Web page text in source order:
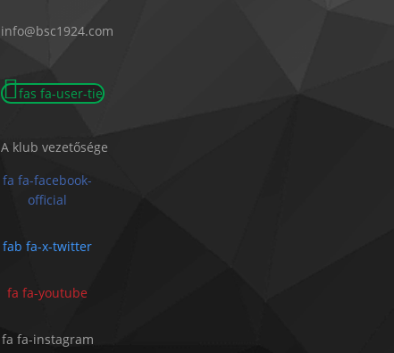
info@bsc1924.com
fas fa-user-tie
A klub vezetősége
fa fa-facebook-
official
fab fa-x-twitter
fa fa-youtube
fa fa-instagram